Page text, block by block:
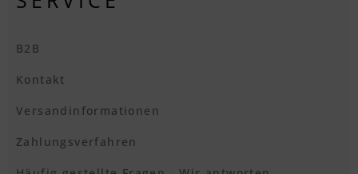
B2B
Kontakt
Versandinformationen
Zahlungsverfahren